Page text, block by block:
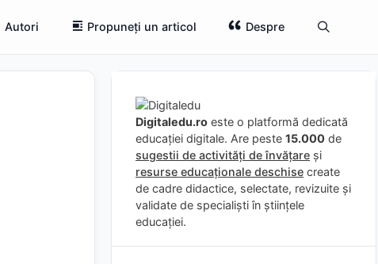
Autori Propuneți un articol Despre
Digitaledu.ro este o platformă dedicată
educației digitale. Are peste 15.000 de
sugestii de activități de învățare și
resurse educaționale deschise create
de cadre didactice, selectate, revizuite și
validate de specialiști în științele
educației.